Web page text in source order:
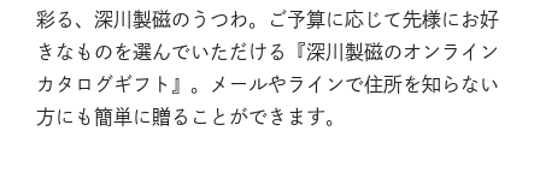
彩る、深川製磁のうつわ。ご予算に応じて先様にお好
きなものを選んでいただける『深川製磁のオンライン
カタログギフト』。メールやラインで住所を知らない
方にも簡単に贈ることができます。